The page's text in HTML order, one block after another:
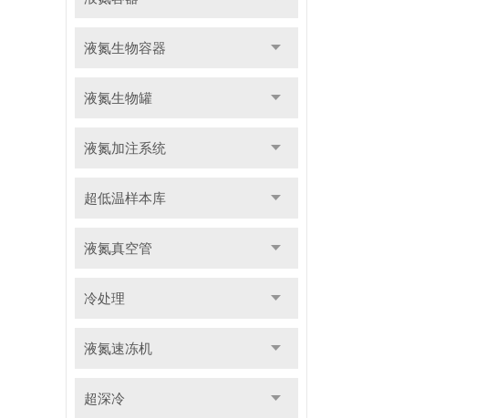
液氮生物容器
液氮生物罐
液氮加注系统
超低温样本库
液氮真空管
冷处理
液氮速冻机
超深冷